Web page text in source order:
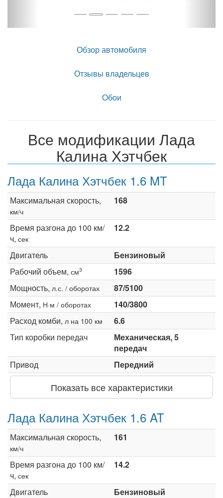
Обзор автомобиля
Отзывы владельцев
Обои
Все модификации Лада
Калина Хэтчбек
Лада Калина Хэтчбек 1.6 MT
Максимальная скорость,
км/ч
168
Время разгона до 100 км/
ч, сек
12.2
Двигатель
Бензиновый
Рабочий объем, см3
1596
Мощность, л.с. / оборотах
87/5100
Момент, Н·м / оборотах
140/3800
Расход комби, л на 100 км
6.6
Тип коробки передач
Механическая, 5
передач
Привод
Передний
Показать все характеристики
Лада Калина Хэтчбек 1.6 AT
Максимальная скорость,
км/ч
161
Время разгона до 100 км/
ч, сек
14.2
Двигатель
Бензиновый